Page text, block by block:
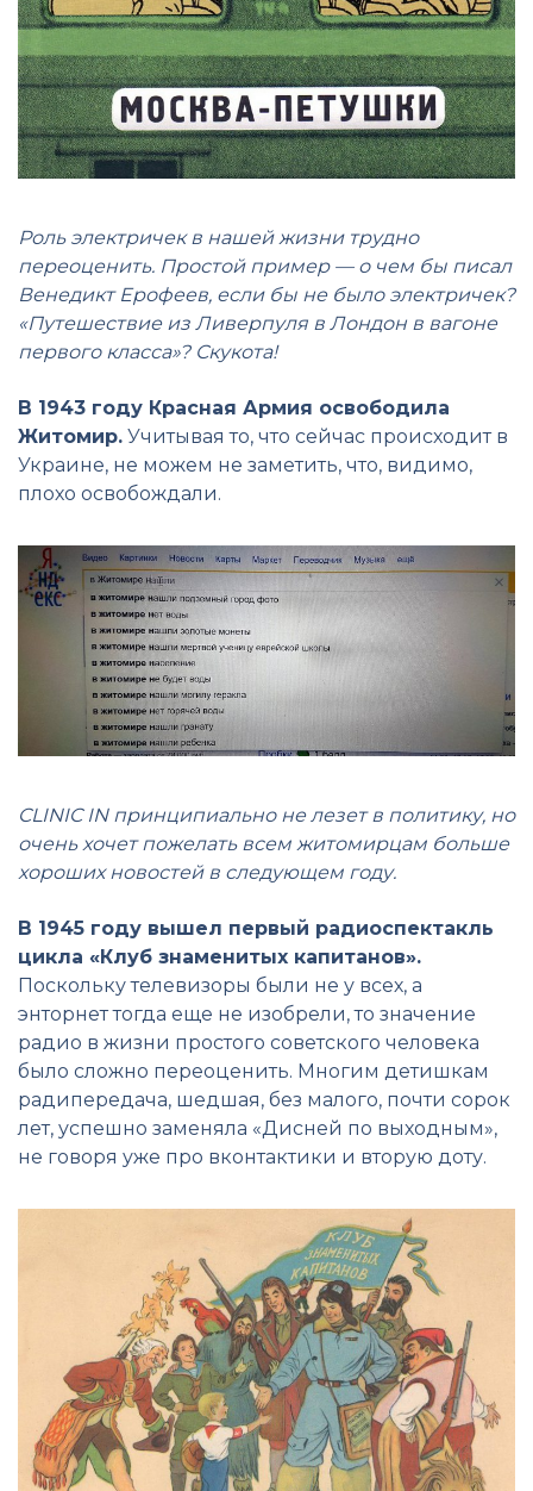
Роль электричек в нашей жизни трудно
переоценить. Простой пример — о чем бы писал
Венедикт Ерофеев, если бы не было электричек?
«Путешествие из Ливерпуля в Лондон в вагоне
первого класса»? Скукота!
В 1943 году Красная Армия освободила
Житомир. Учитывая то, что сейчас происходит в
Украине, не можем не заметить, что, видимо,
плохо освобождали.
CLINIC IN принципиально не лезет в политику, но
очень хочет пожелать всем житомирцам больше
хороших новостей в следующем году.
В 1945 году вышел первый радиоспектакль
цикла «Клуб знаменитых капитанов».
Поскольку телевизоры были не у всех, а
энторнет тогда еще не изобрели, то значение
радио в жизни простого советского человека
было сложно переоценить. Многим детишкам
радипередача, шедшая, без малого, почти сорок
лет, успешно заменяла «Дисней по выходным»,
не говоря уже про вконтактики и вторую доту.